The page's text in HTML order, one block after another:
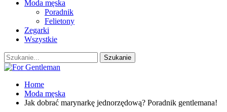
Moda męska
Poradnik
Felietony
Zegarki
Wszystkie
Home
Moda męska
Jak dobrać marynarkę jednorzędową? Poradnik gentlemana!